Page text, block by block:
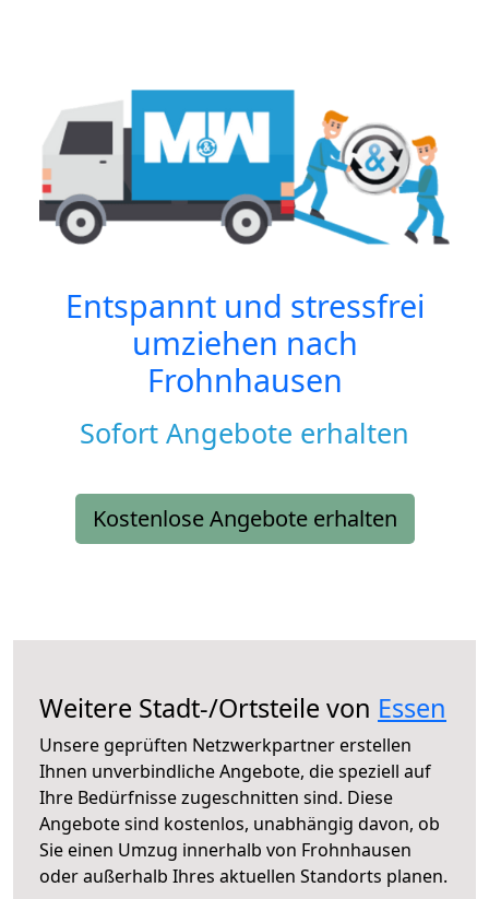
Entspannt und stressfrei
umziehen nach
Frohnhausen
Sofort Angebote erhalten
Kostenlose Angebote erhalten
Weitere Stadt-/Ortsteile von Essen
Unsere geprüften Netzwerkpartner erstellen
Ihnen unverbindliche Angebote, die speziell auf
Ihre Bedürfnisse zugeschnitten sind. Diese
Angebote sind kostenlos, unabhängig davon, ob
Sie einen Umzug innerhalb von Frohnhausen
oder außerhalb Ihres aktuellen Standorts planen.